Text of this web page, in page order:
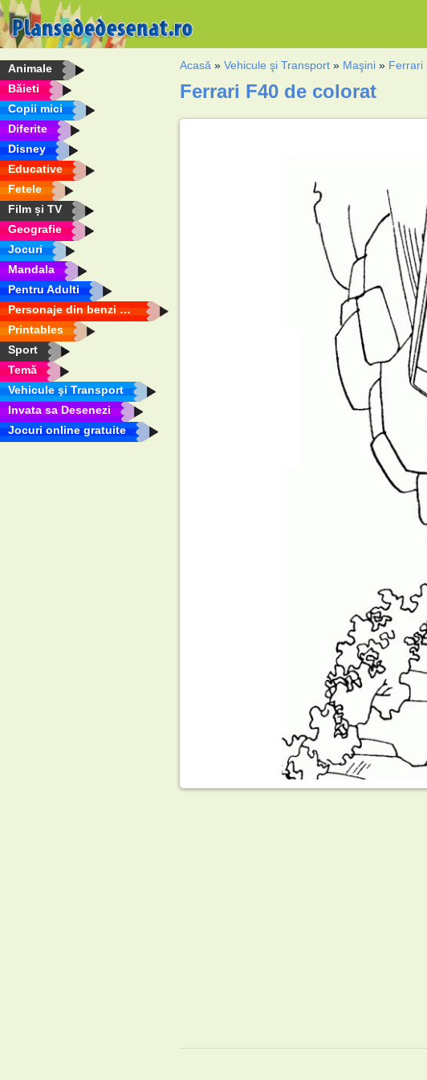
Animale
Băieti
Copii mici
Diferite
Disney
Educative
Fetele
Film și TV
Geografie
Jocuri
Mandala
Pentru Adulti
Personaje din benzi desenate
Printables
Sport
Temă
Vehicule şi Transport
Invata sa Desenezi
Jocuri online gratuite
Acasă »Vehicule şi Transport » Maşini » Ferrari
Ferrari F40 de colorat